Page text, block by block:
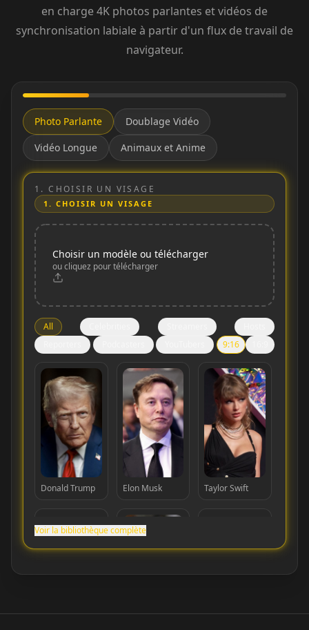
en charge 4K photos parlantes et vidéos de
synchronisation labiale à partir d'un flux de travail de
navigateur.
Photo Parlante
Doublage Vidéo
Vidéo Longue
Animaux et Anime
1.CHOISIR UN VISAGE
1. CHOISIR UN VISAGE
Choisir un modèle ou télécharger
ou cliquez pour télécharger
All
9:16
Donald Trump Elon Musk Taylor Swift
Voir la bibliothèque complète